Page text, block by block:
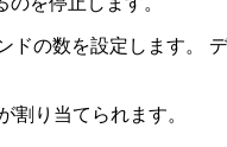
ドの数を設定します。
割り当てられます。